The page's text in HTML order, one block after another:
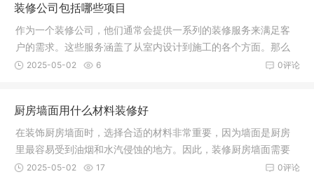
装修公司包括哪些项目
作为一个装修公司，他们通常会提供一系列的装修服务来满足客
户的需求。这些服务涵盖了从室内设计到施工的各个方面。那么
装修公司
0评论
2025-05-02 6
厨房墙面用什么材料装修好
在装饰厨房墙面时，选择合适的材料非常重要，因为墙面是厨房
里最容易受到油烟和水汽侵蚀的地方。因此，装修厨房墙面需要
选择防水
0评论
2025-05-02 17